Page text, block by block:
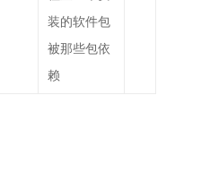
装的软件包
被那些包依
赖